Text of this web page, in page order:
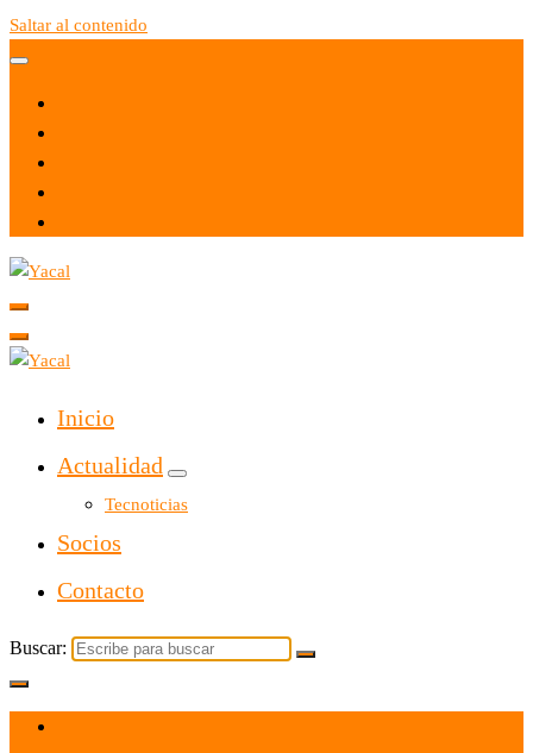
Saltar al contenido
Yacal micro hosting
Inicio
Actualidad
Tecnoticias
Socios
Contacto
Buscar: